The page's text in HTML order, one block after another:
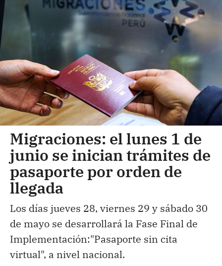
Migraciones: el lunes 1 de
junio se inician trámites de
pasaporte por orden de
llegada
Los días jueves 28, viernes 29 y sábado 30
de mayo se desarrollará la Fase Final de
Implementación:"Pasaporte sin cita
virtual", a nivel nacional.